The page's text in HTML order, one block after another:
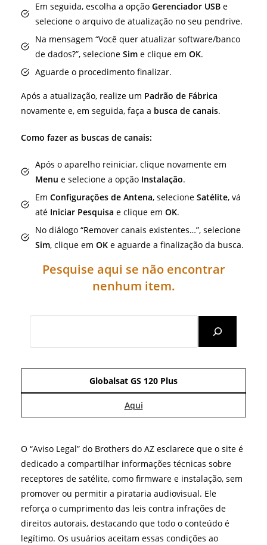
Em seguida, escolha a opção Gerenciador USB e
selecione o arquivo de atualização no seu pendrive.
Na mensagem “Você quer atualizar software/banco
de dados?”, selecione Sim e clique em OK.
Aguarde o procedimento finalizar.
Após a atualização, realize um Padrão de Fábrica
novamente e, em seguida, faça a busca de canais.
Como fazer as buscas de canais:
Após o aparelho reiniciar, clique novamente em
Menu e selecione a opção Instalação.
Em Configurações de Antena, selecione Satélite, vá
até Iniciar Pesquisa e clique em OK.
No diálogo “Remover canais existentes…”, selecione
Sim, clique em OK e aguarde a finalização da busca.
Pesquise aqui se não encontrar
nenhum item.
Globalsat GS 120 Plus
Aqui
O “Aviso Legal” do Brothers do AZ esclarece que o site é
dedicado a compartilhar informações técnicas sobre
receptores de satélite, como firmware e instalação, sem
promover ou permitir a pirataria audiovisual. Ele
reforça o cumprimento das leis contra infrações de
direitos autorais, destacando que todo o conteúdo é
legítimo. Os usuários aceitam essas condições ao